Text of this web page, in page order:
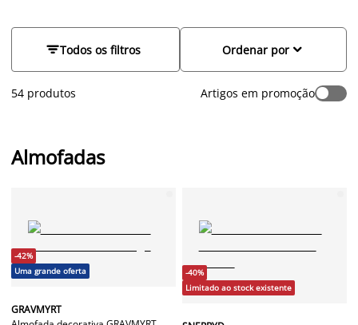
Todos os filtros 
Ordenar por
54 produtos Artigos em promoção
Almofadas
-42%
Uma grande oferta
GRAVMYRT
-40%
Limitado ao stock existente